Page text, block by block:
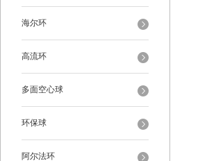
海尔环
高流环
多面空心球
环保球
阿尔法环